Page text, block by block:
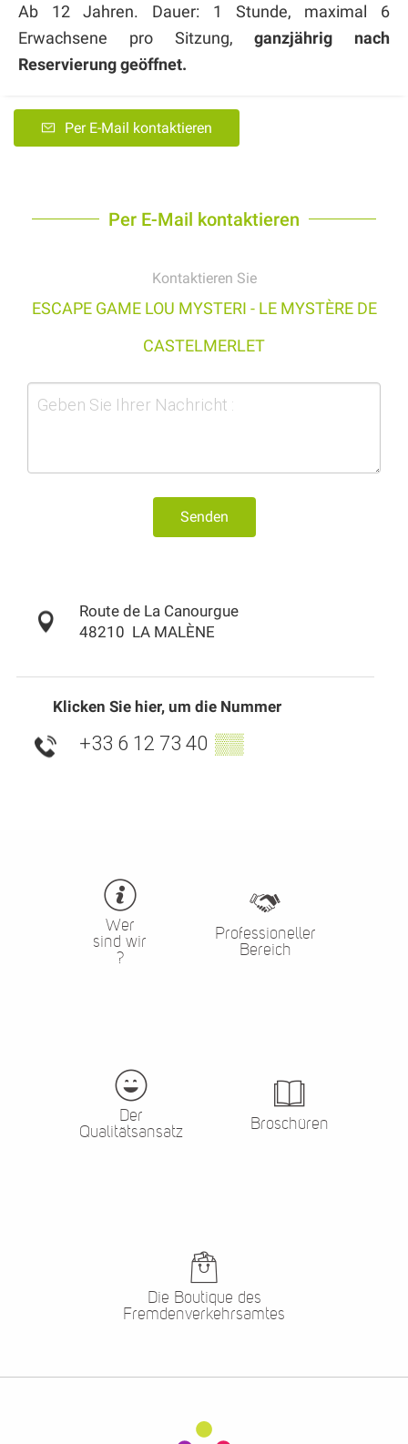
Ab 12 Jahren. Dauer: 1 Stunde, maximal 6
Erwachsene pro Sitzung,ganzjährig nach
Reservierung geöffnet.
Per E-Mail kontaktieren
Per E-Mail kontaktieren
Kontaktieren Sie
ESCAPE GAME LOU MYSTERI - LE MYSTÈRE DE
CASTELMERLET
Senden
Route de La Canourgue
48210 LA MALÈNE
Klicken Sie hier, um die Nummer
+33 6 12 73 40 ▒▒
Wer
sind wir
?
Professioneller
Bereich
Der
Qualitätsansatz
Broschüren
Die Boutique des
Fremdenverkehrsamtes